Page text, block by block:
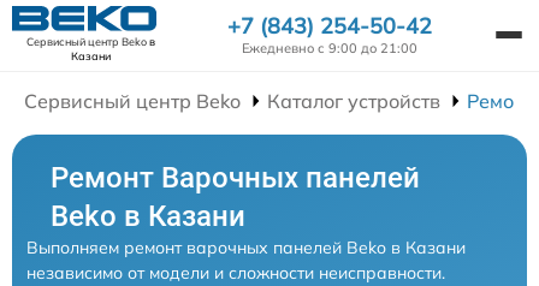
Сервисный центр Bekoв
Казани
+7 (843) 254-50-42
Ежедневно с 9:00 до 21:00
Сервисный центр Beko Каталог устройств
Ремонт Варочных панелей
Beko в Казани
Выполняем ремонт варочных панелей Beko в Казани
независимо от модели и сложности неисправности.